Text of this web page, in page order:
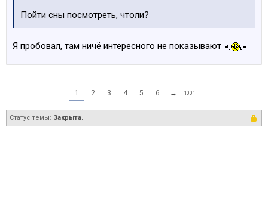
Пойти сны посмотреть, чтоли?
Я пробовал, там ничё интересного не показывают
1 2 3 4 5 6 → 1001
Статус темы: Закрыта.